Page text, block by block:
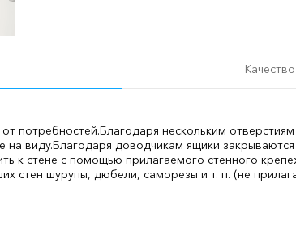
потребностей.Благодаря нескольким
на виду.Благодаря доводчикам ящики
к стене с помощью прилагаемого стенного
стен шурупы, дюбели, саморезы и т. п. (не